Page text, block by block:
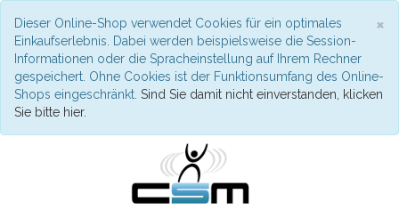
×
Dieser Online-Shop verwendet Cookies für ein optimales
Einkaufserlebnis. Dabei werden beispielsweise die Session-
Informationen oder die Spracheinstellung auf Ihrem Rechner
gespeichert. Ohne Cookies ist der Funktionsumfang des Online-
Shops eingeschränkt. Sind Sie damit nicht einverstanden, klicken
Sie bitte hier.